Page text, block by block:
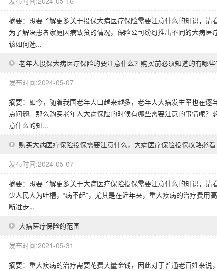
摘要：想要了解更多关于投保大病医疗保险需要注意什么的知识，
为了解决患者家庭因病致贫的情况，保险公司纷纷推出不同的大病
该如何选...
老年人投保大病医疗保险的要注意什么？购买前必须知道的有哪
发布时间:2024-05-07
摘要：如今，随着我国老年人口越来越多，老年人大病发生率也在
点问题。那么购买老年人大病保险的时候有哪些需要注意的事情呢
意什么的知...
购买大病医疗保险投保需要注意什么，大病医疗保险投保攻略必看
发布时间:2024-05-07
摘要：想要了解更多关于大病医疗保险投保需要注意什么的知识，
少人民大为吐槽，“病不起”，尤其是在近年来，重大疾病的治疗费用
断进步...
大病医疗保险的范围
发布时间:2021-05-31
摘要：重大疾病的治疗需要花费大量金钱，因此对于普通老百姓来